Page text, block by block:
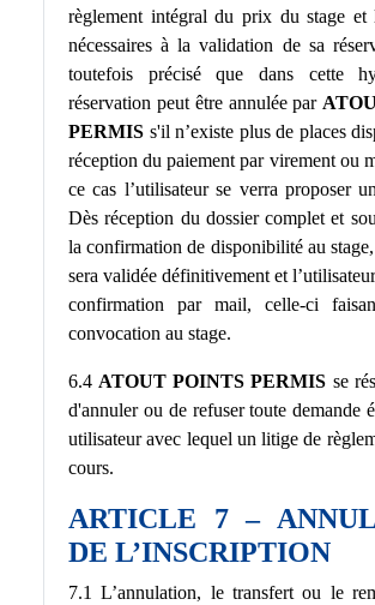
règlement intégral du prix du stage et
nécessaires à la validation de sa
toutefois précisé que dans cette
réservation peut être annulée par
PERMIS s'il n’existe plus de places
réception du paiement par virement ou
ce cas l’utilisateur se verra proposer
Dès réception du dossier complet et
la confirmation de disponibilité au
sera validée définitivement et
confirmation par mail, celle-ci
convocation au stage.
6.4 ATOUT POINTS PERMIS se
d'annuler ou de refuser toute demande
utilisateur avec lequel un litige de
cours.
ARTICLE 7 –
DE L’INSCRIPTION
7.1 L’annulation, le transfert ou le